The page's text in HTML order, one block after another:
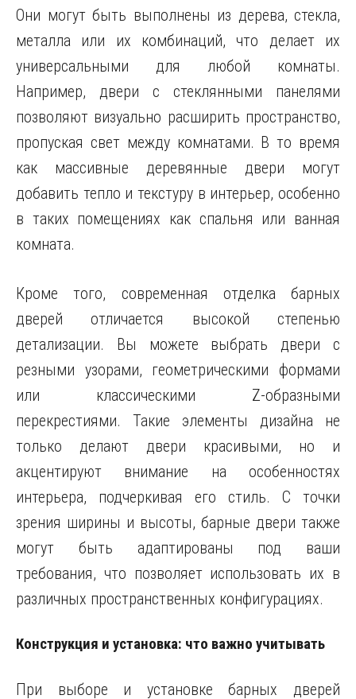
Они могут быть выполнены из дерева, стекла,
металла или их комбинаций, что делает их
универсальными для любой комнаты.
Например, двери с стеклянными панелями
позволяют визуально расширить пространство,
пропуская свет между комнатами. В то время
как массивные деревянные двери могут
добавить тепло и текстуру в интерьер, особенно
в таких помещениях как спальня или ванная
комната.
Кроме того, современная отделка барных
дверей отличается высокой степенью
детализации. Вы можете выбрать двери с
резными узорами, геометрическими формами
или классическими Z-образными
перекрестиями. Такие элементы дизайна не
только делают двери красивыми, но и
акцентируют внимание на особенностях
интерьера, подчеркивая его стиль. С точки
зрения ширины и высоты, барные двери также
могут быть адаптированы под ваши
требования, что позволяет использовать их в
различных пространственных конфигурациях.
Конструкция и установка: что важно учитывать
При выборе и установке барных дверей